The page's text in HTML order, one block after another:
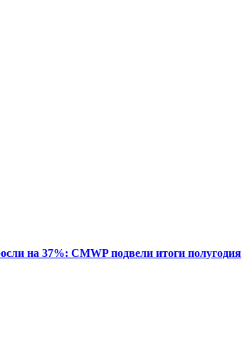
на 37%: CMWP подвели итоги полугодия